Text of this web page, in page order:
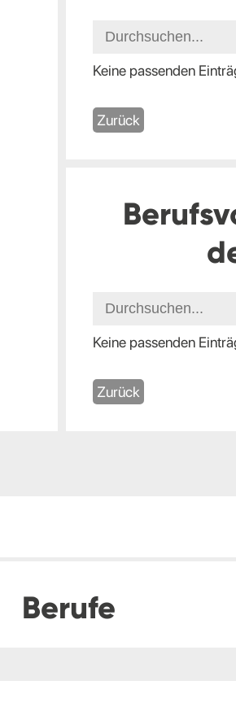
Keine passenden
Zurück
Keine passenden
Zurück
Berufe